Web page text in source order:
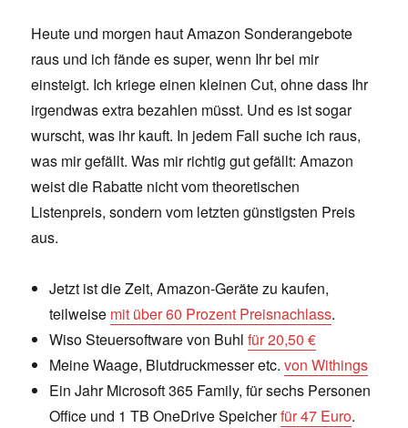
Heute und morgen haut Amazon Sonderangebote
raus und ich fände es super, wenn Ihr bei mir
einsteigt. Ich kriege einen kleinen Cut, ohne dass Ihr
irgendwas extra bezahlen müsst. Und es ist sogar
wurscht, was ihr kauft. In jedem Fall suche ich raus,
was mir gefällt. Was mir richtig gut gefällt: Amazon
weist die Rabatte nicht vom theoretischen
Listenpreis, sondern vom letzten günstigsten Preis
aus.
Jetzt ist die Zeit, Amazon-Geräte zu kaufen,
teilweise mit über 60 Prozent Preisnachlass.
Wiso Steuersoftware von Buhlfür 20,50 €
Meine Waage, Blutdruckmesser etc.von Withings
Ein Jahr Microsoft 365 Family, für sechs Personen
Office und 1 TB OneDrive Speicherfür 47 Euro.